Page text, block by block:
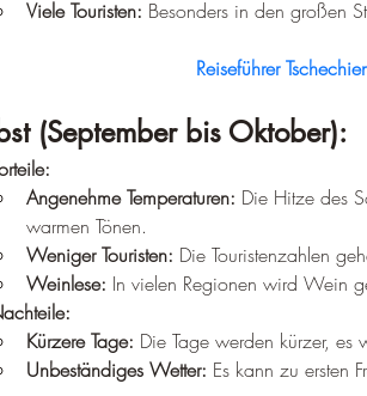
Viele Touristen: Besonders in den großen
Reiseführer
(September bis Oktober):
Angenehme Temperaturen: Die Hitze des
warmen Tönen.
Weniger Touristen: Die Touristenzahlen
Weinlese: In vielen Regionen wird Wein
Kürzere Tage: Die Tage werden kürzer, es
Unbeständiges Wetter: Es kann zu ersten